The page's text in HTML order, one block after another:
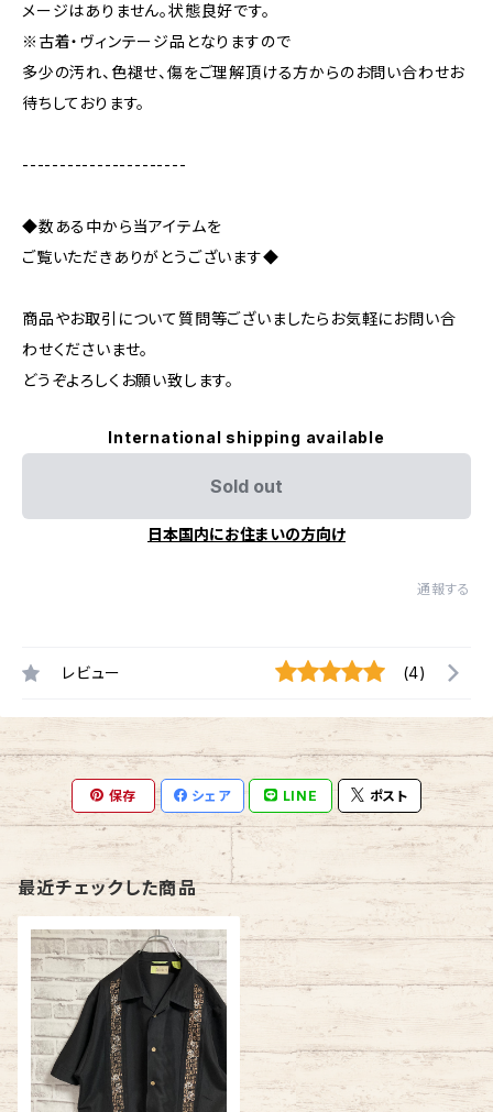
メージはありません。状態良好です。
※古着・ヴィンテージ品となりますので
多少の汚れ、色褪せ、傷をご理解頂ける方からのお問い合わせお
待ちしております。
----------------------
◆数ある中から当アイテムを
ご覧いただきありがとうございます◆
商品やお取引について質問等ございましたらお気軽にお問い合
わせくださいませ。
どうぞよろしくお願い致します。
International shipping available
Sold out
日本国内にお住まいの方向け
通報する
レビュー (4)
保存 シェア LINE ポスト
最近チェックした商品